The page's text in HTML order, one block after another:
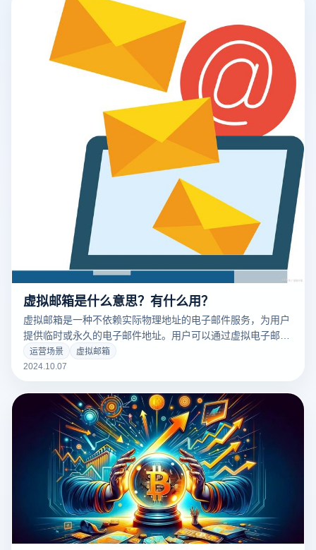
件是虚拟电子邮件还是临时电子邮件。接下来，我们将详细介
绍如何识别和区分这两种电子邮件类型，以便用户在需要选择
虚拟邮箱是什么意思？有什么用？
虚拟邮箱是一种不依赖实际物理地址的电子邮件服务，为用户
提供临时或永久的电子邮件地址。用户可以通过虚拟电子邮件
接收和发送电子邮件，而无需暴露他们的真实电子邮件地址。
这项服务在保护隐私、减少垃圾短信和在不可靠的平台上注册
件账户，提高信息安全性，有效防止个人信息泄露。接下来，
我们将讨论虚拟电子邮件的具体功能及其在日常生活中的使用
运营场景
虚拟邮箱
2024.10.07